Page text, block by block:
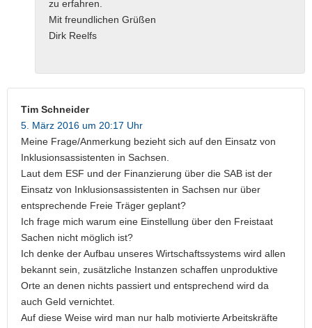
zu erfahren.
Mit freundlichen Grüßen
Dirk Reelfs
Tim Schneider
5. März 2016 um 20:17 Uhr
Meine Frage/Anmerkung bezieht sich auf den Einsatz von
Inklusionsassistenten in Sachsen.
Laut dem ESF und der Finanzierung über die SAB ist der
Einsatz von Inklusionsassistenten in Sachsen nur über
entsprechende Freie Träger geplant?
Ich frage mich warum eine Einstellung über den Freistaat
Sachen nicht möglich ist?
Ich denke der Aufbau unseres Wirtschaftssystems wird allen
bekannt sein, zusätzliche Instanzen schaffen unproduktive
Orte an denen nichts passiert und entsprechend wird da
auch Geld vernichtet.
Auf diese Weise wird man nur halb motivierte Arbeitskräfte